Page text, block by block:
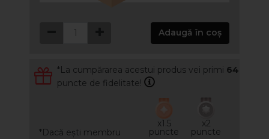
Adaugă în coș
*La cumpărarea acestui produs vei primi 64
puncte de fidelitate!
*Dacă ești membru
x1.5
puncte
x2
puncte